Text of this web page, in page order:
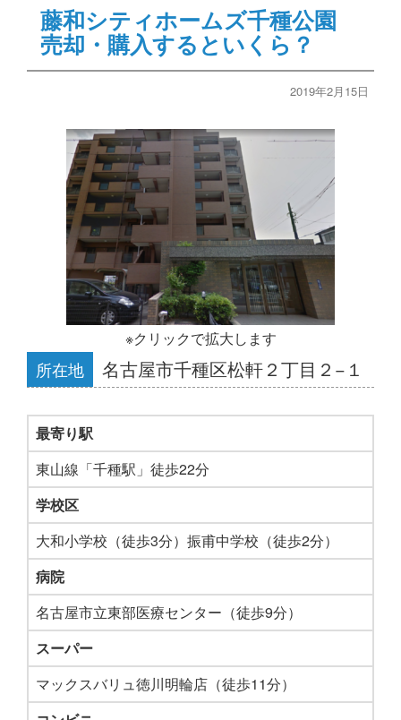
藤和シティホームズ千種公園
売却・購入するといくら？
2019年2月15日
※クリックで拡大します
所在地 名古屋市千種区松軒２丁目２−１
最寄り駅
東山線「千種駅」徒歩22分
学校区
大和小学校（徒歩3分）振甫中学校（徒歩2分）
病院
名古屋市立東部医療センター（徒歩9分）
スーパー
マックスバリュ徳川明輪店（徒歩11分）